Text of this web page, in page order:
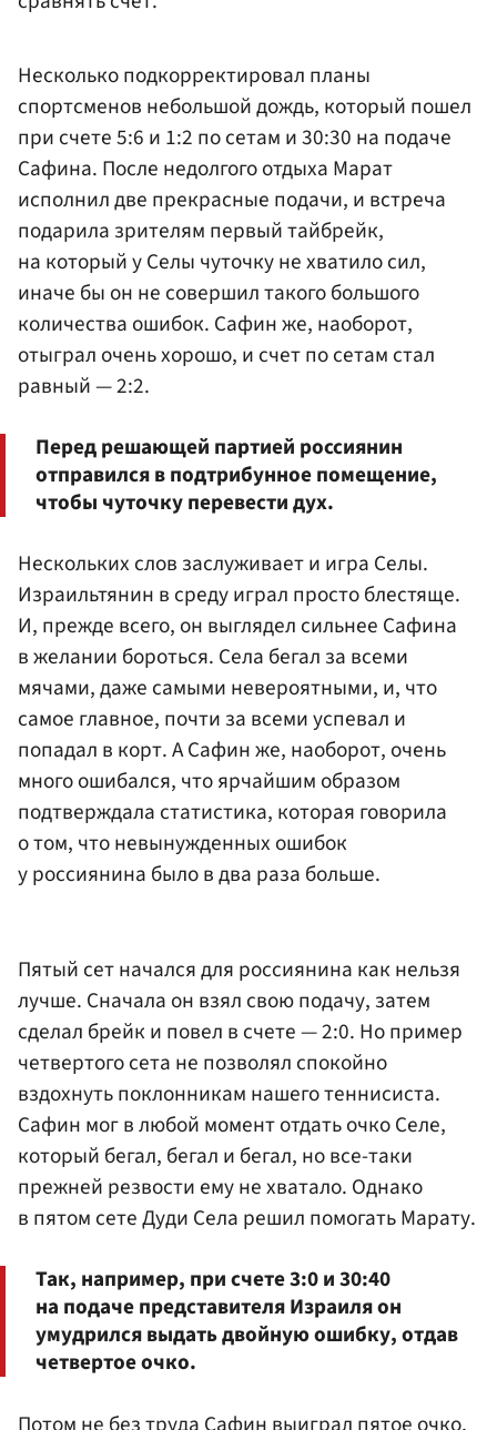
Несколько подкорректировал планы
спортсменов небольшой дождь, который пошел
при счете 5:6 и 1:2 по сетам и 30:30 на подаче
Сафина. После недолгого отдыха Марат
исполнил две прекрасные подачи, и встреча
подарила зрителям первый тайбрейк,
на который у Селы чуточку не хватило сил,
иначе бы он не совершил такого большого
количества ошибок. Сафин же, наоборот,
отыграл очень хорошо, и счет по сетам стал
равный — 2:2.
Перед решающей партией россиянин
отправился в подтрибунное помещение,
чтобы чуточку перевести дух.
Нескольких слов заслуживает и игра Селы.
Израильтянин в среду играл просто блестяще.
И, прежде всего, он выглядел сильнее Сафина
в желании бороться. Села бегал за всеми
мячами, даже самыми невероятными, и, что
самое главное, почти за всеми успевал и
попадал в корт. А Сафин же, наоборот, очень
много ошибался, что ярчайшим образом
подтверждала статистика, которая говорила
о том, что невынужденных ошибок
у россиянина было в два раза больше.
Пятый сет начался для россиянина как нельзя
лучше. Сначала он взял свою подачу, затем
сделал брейк и повел в счете — 2:0. Но пример
четвертого сета не позволял спокойно
вздохнуть поклонникам нашего теннисиста.
Сафин мог в любой момент отдать очко Селе,
который бегал, бегал и бегал, но все-таки
прежней резвости ему не хватало. Однако
в пятом сете Дуди Села решил помогать Марату.
Так, например, при счете 3:0 и 30:40
на подаче представителя Израиля он
умудрился выдать двойную ошибку, отдав
четвертое очко.